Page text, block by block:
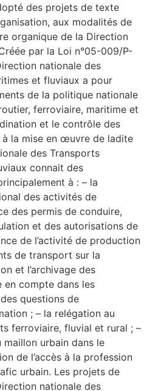
des projets de texte
aux modalités de
organique de la Direction
par la Loi n°05-009/P-
nationale des
et fluviaux a pour
de la politique nationale
ferroviaire, maritime et
et le contrôle des
la mise en œuvre de ladite
des Transports
connait des
à : – la
des activités de
des permis de conduire,
et des autorisations de
de l’activité de production
de transport sur la
et l’archivage des
en compte dans les
questions de
; – la relégation au
ferroviaire, fluvial et rural ; –
urbain dans le
de l’accès à la profession
urbain. Les projets de
nationale des